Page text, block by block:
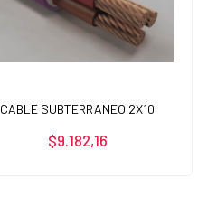
CABLE SUBTERRANEO 2X10
$9.182,16